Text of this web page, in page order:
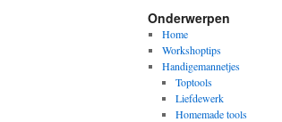
Onderwerpen
Home
Workshoptips
Handigemannetjes
Toptools
Liefdewerk
Homemade tools